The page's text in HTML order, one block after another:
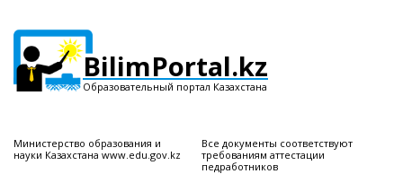
BilimPortal.kz
Образовательный портал Казахстана
Министерство образования и
науки Казахстана www.edu.gov.kz
Все документы соответствуют
требованиям аттестации
педработников